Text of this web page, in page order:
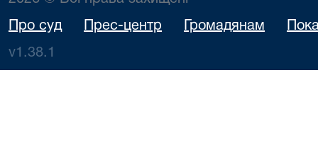
Про суд Прес-центр Громадянам
v1.38.1